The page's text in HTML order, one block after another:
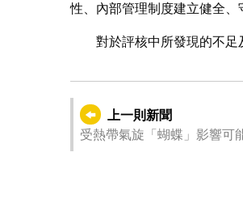
性、內部管理制度建立健全、
對於評核中所發現的不足
上一則新聞
受熱帶氣旋「蝴蝶」影響可